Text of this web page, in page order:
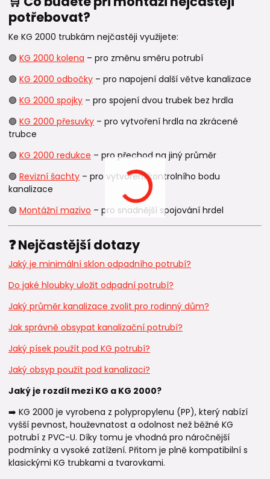
potřebovat?
Ke KG 2000 trubkám nejčastěji využijete:
🟢 KG 2000 kolena – pro změnu směru potrubí
🟢 KG 2000 odbočky – pro napojení další větve kanalizace
🟢 KG 2000 spojky – pro spojení dvou trubek bez hrdla
🟢 KG 2000 přesuvky – pro vytvoření hrdla na zkrácené
trubce
🟢 KG 2000 redukce – pro přechod na jiný průměr
🟢 Revizní šachty – pro vytvoření kontrolního bodu
kanalizace
🟢 Montážní mazivo – pro snadnější spojování hrdel
❓ Nejčastější dotazy
Jaký je minimální sklon odpadního potrubí?
Do jaké hloubky uložit odpadní potrubí?
Jaký průměr kanalizace zvolit pro rodinný dům?
Jak správně obsypat kanalizační potrubí?
Jaký písek použít pod KG potrubí?
Jaký obsyp použít pod kanalizaci?
Jaký je rozdíl mezi KG a KG 2000?
➡️ KG 2000 je vyrobena z polypropylenu (PP), který nabízí
vyšší pevnost, houževnatost a odolnost než běžné KG
potrubí z PVC-U. Díky tomu je vhodná pro náročnější
podmínky a vysoké zatížení. Přitom je plně kompatibilní s
klasickými KG trubkami a tvarovkami.